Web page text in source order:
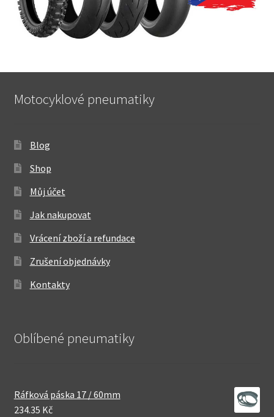
Motocyklové pneumatiky
Blog
Shop
Můj účet
Jak nakupovat
Vrácení zboží a refundace
Zrušení objednávky
Kontakty
Oblíbené pneumatiky
Ráfková páska 17 / 60mm
234.35 Kč